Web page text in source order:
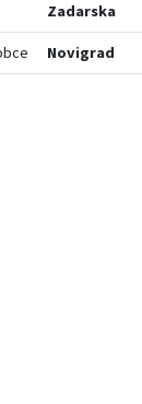
Zadarska
Novigrad